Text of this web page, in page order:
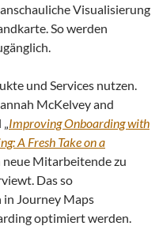
Visualisierung
So werden
und Services nutzen.
McKelvey and
Improving Onboarding with
A Fresh Take on a
neue Mitarbeitende zu
Das so
Journey Maps
optimiert werden.